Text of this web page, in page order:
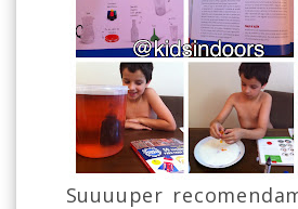
Suuuuper